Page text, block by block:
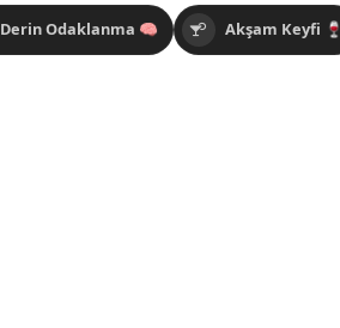
Derin Odaklanma 🧠 Akşam Keyfi 🍷